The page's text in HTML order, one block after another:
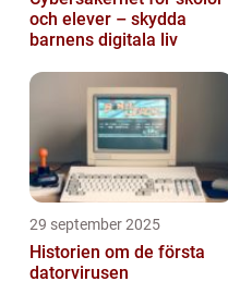
och elever – skydda
barnens digitala liv
29 september 2025
Historien om de första
datorvirusen